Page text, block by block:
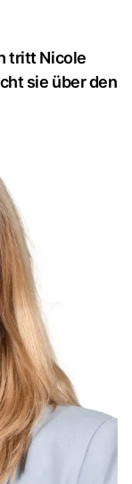
tritt Nicole
sie über den